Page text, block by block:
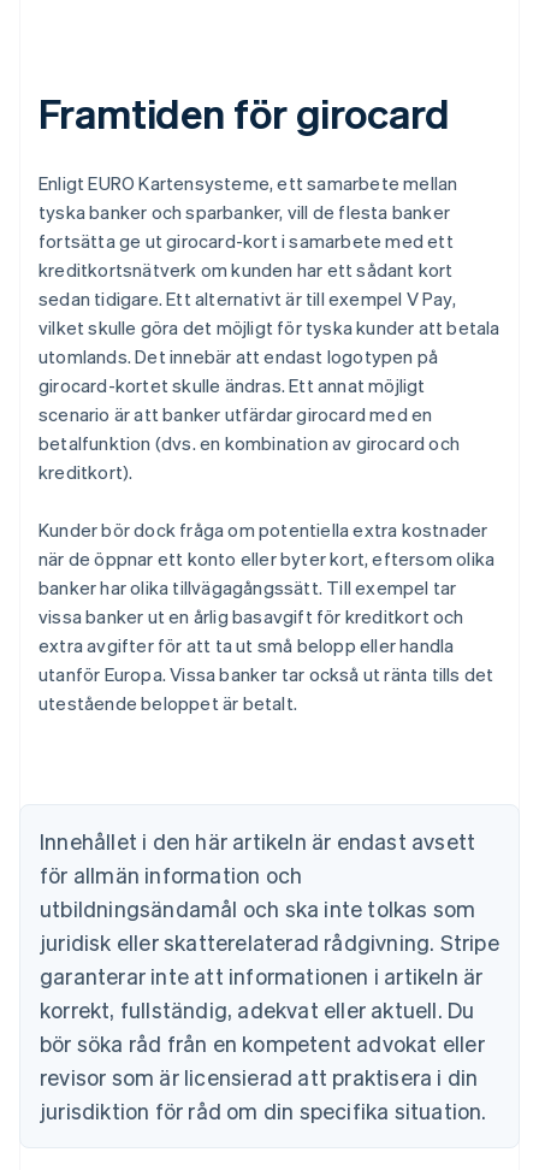
Framtiden för girocard
Enligt EURO Kartensysteme, ett samarbete mellan
tyska banker och sparbanker, vill de flesta banker
fortsätta ge ut girocard-kort i samarbete med ett
kreditkortsnätverk om kunden har ett sådant kort
sedan tidigare. Ett alternativt är till exempel V Pay,
vilket skulle göra det möjligt för tyska kunder att betala
utomlands. Det innebär att endast logotypen på
girocard-kortet skulle ändras. Ett annat möjligt
scenario är att banker utfärdar girocard med en
betalfunktion (dvs. en kombination av girocard och
kreditkort).
Kunder bör dock fråga om potentiella extra kostnader
när de öppnar ett konto eller byter kort, eftersom olika
banker har olika tillvägagångssätt. Till exempel tar
vissa banker ut en årlig basavgift för kreditkort och
extra avgifter för att ta ut små belopp eller handla
utanför Europa. Vissa banker tar också ut ränta tills det
utestående beloppet är betalt.
Innehållet i den här artikeln är endast avsett
för allmän information och
utbildningsändamål och ska inte tolkas som
juridisk eller skatterelaterad rådgivning. Stripe
garanterar inte att informationen i artikeln är
korrekt, fullständig, adekvat eller aktuell. Du
bör söka råd från en kompetent advokat eller
revisor som är licensierad att praktisera i din
jurisdiktion för råd om din specifika situation.
Australien
Brasilien
PortuguêsEnglish
Bulgarien
English
Cypern
Danmark
English
Estland
English
Fastlandskina
简体中文English
EnglishSvenska
Frankrike